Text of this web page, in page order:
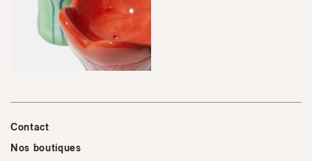
Contact
Nos boutiques